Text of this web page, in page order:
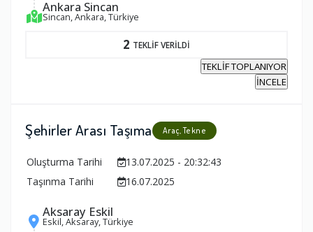
Ankara Sincan
Sincan, Ankara, Türkiye
2 TEKLİF VERİLDİ
TEKLİF TOPLANIYOR
İNCELE
Şehirler Arası Taşıma Araç, Tekne
Oluşturma Tarihi
13.07.2025 - 20:32:43
Taşınma Tarihi
16.07.2025
Aksaray Eskil
Eskil, Aksaray, Türkiye